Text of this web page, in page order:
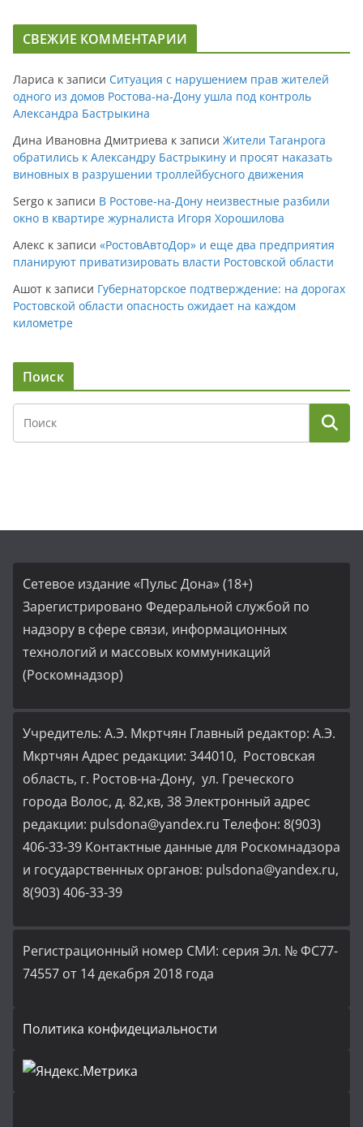
СВЕЖИЕ КОММЕНТАРИИ
Лариса к записи Ситуация с нарушением прав жителей
одного из домов Ростова-на-Дону ушла под контроль
Александра Бастрыкина
Дина Ивановна Дмитриева к записи Жители Таганрога
обратились к Александру Бастрыкину и просят наказать
виновных в разрушении троллейбусного движения
Sergo к записи В Ростове-на-Дону неизвестные разбили
окно в квартире журналиста Игоря Хорошилова
Алекс к записи «РостовАвтоДор» и еще два предприятия
планируют приватизировать власти Ростовской области
Ашот к записи Губернаторское подтверждение: на дорогах
Ростовской области опасность ожидает на каждом
километре
Поиск
Сетевое издание «Пульс Дона» (18+)
Зарегистрировано Федеральной службой по
надзору в сфере связи, информационных
технологий и массовых коммуникаций
(Роскомнадзор)
Учредитель: А.Э. Мкртчян Главный редактор: А.Э.
Мкртчян Адрес редакции: 344010, Ростовская
область, г. Ростов-на-Дону, ул. Греческого
города Волос, д. 82,кв, 38 Электронный адрес
редакции: pulsdona@yandex.ru Телефон: 8(903)
406-33-39 Контактные данные для Роскомнадзора
и государственных органов: pulsdona@yandex.ru,
8(903) 406-33-39
Регистрационный номер СМИ: серия Эл. № ФС77-
74557 от 14 декабря 2018 года
Политика конфидециальности